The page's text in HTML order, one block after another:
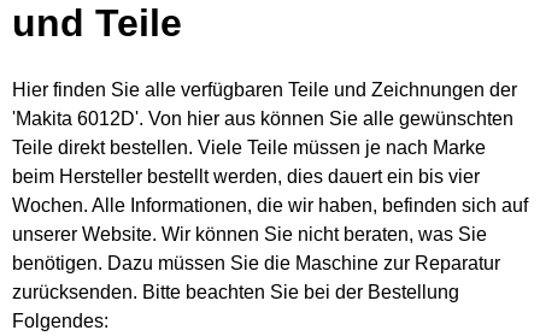
und Teile
Hier finden Sie alle verfügbaren Teile und Zeichnungen der
'Makita 6012D'. Von hier aus können Sie alle gewünschten
Teile direkt bestellen. Viele Teile müssen je nach Marke
beim Hersteller bestellt werden, dies dauert ein bis vier
Wochen. Alle Informationen, die wir haben, befinden sich auf
unserer Website. Wir können Sie nicht beraten, was Sie
benötigen. Dazu müssen Sie die Maschine zur Reparatur
zurücksenden. Bitte beachten Sie bei der Bestellung
Folgendes: